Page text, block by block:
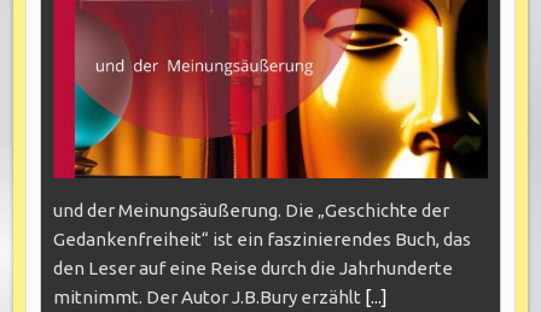
und der Meinungsäußerung. Die „Geschichte der
Gedankenfreiheit“ ist ein faszinierendes Buch, das
den Leser auf eine Reise durch die Jahrhunderte
mitnimmt. Der Autor J.B.Bury erzählt [...]